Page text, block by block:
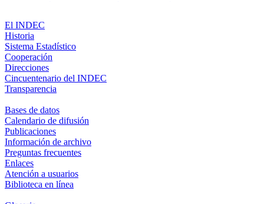
El INDEC
Historia
Sistema Estadístico
Cooperación
Direcciones
Cincuentenario del INDEC
Transparencia
Bases de datos
Calendario de difusión
Publicaciones
Información de archivo
Preguntas frecuentes
Enlaces
Atención a usuarios
Biblioteca en línea